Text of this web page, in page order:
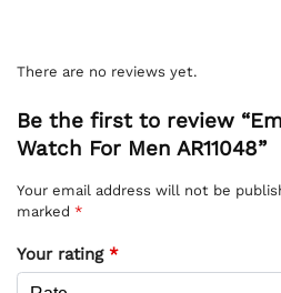
There are no reviews yet.
Be the first to review
Watch For Men AR11048”
Your email address will not be
marked *
Your rating *